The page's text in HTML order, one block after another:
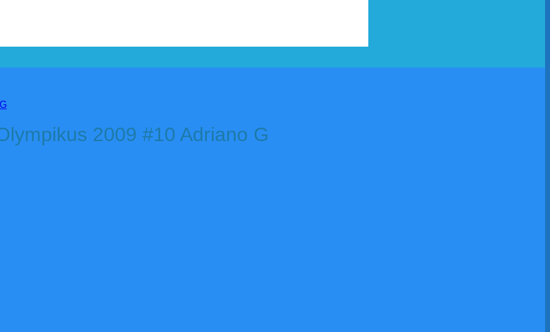
2009 #10 Adriano G